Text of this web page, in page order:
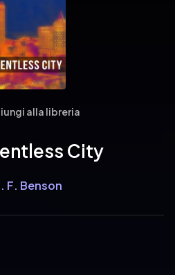
alla libreria
City
F. Benson